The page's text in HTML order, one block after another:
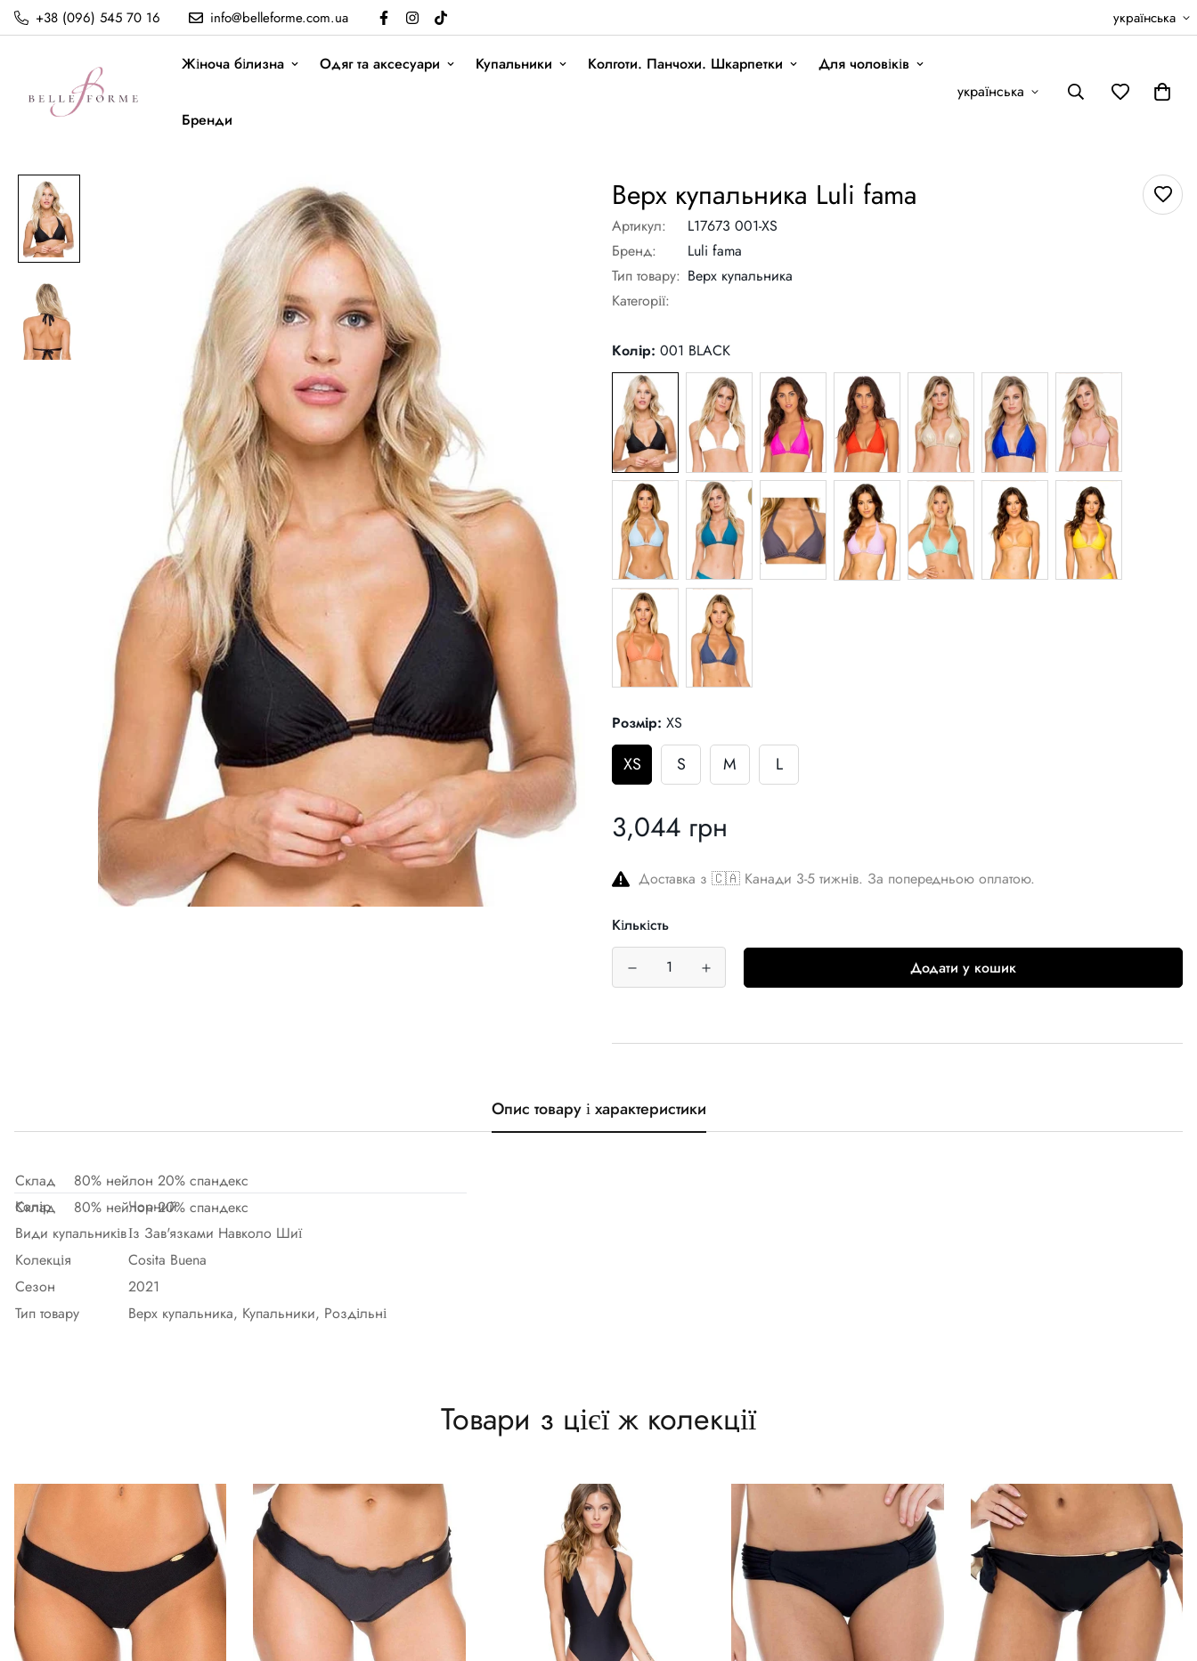
+38 (096) 545 70 16 info@belleforme.com.ua українська
Жіноча білизна Одяг та аксесуари Купальники Колготи. Панчохи. Шкарпетки Для чоловіків
Бренди
українська
Верх купальника Luli fama
Верх купальника Luli fama
Артикул:
L17673 001-XS
Бренд:
Luli fama
Тип товару: Верх купальника
Категорії:
Колір: 001 BLACK
Розмір: XS
XS S M L
Звичайна
ціна
3,044 грн
Доставка з 🇨🇦 Канади 3-5 тижнів. За попередньою оплатою.
Кількість
Додати у кошик
Опис товару і характеристики
Склад
80% нейлон 20% спандекс
Склад
80% нейлон 20% спандекс
Колір
Чорний
Види купальниківІз Зав'язками Навколо Шиї
Колекція
Cosita Buena
Сезон
2021
Тип товару
Верх купальника, Купальники, Роздільні
Товари з цієї ж колекції